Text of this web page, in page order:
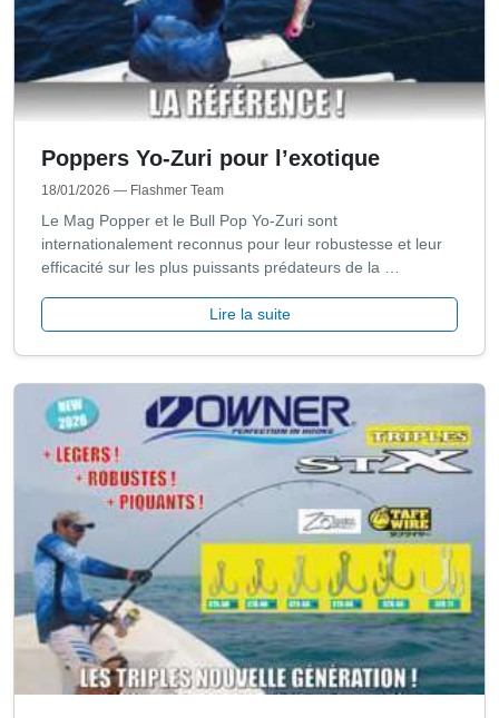
Poppers Yo-Zuri pour l’exotique
18/01/2026 — Flashmer Team
Le Mag Popper et le Bull Pop Yo-Zuri sont
internationalement reconnus pour leur robustesse et leur
efficacité sur les plus puissants prédateurs de la …
Lire la suite